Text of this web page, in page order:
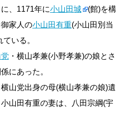
、1171年に小山田城
(館)を構
家人の小山田有重(小山田別当
いる。
・横山孝兼(小野孝兼)の娘とさ
にあった。
山党出身の母(横山孝兼の娘)遺
山田有重の妻は、八田宗綱(宇